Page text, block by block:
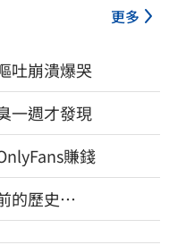
更多
吐崩潰爆哭
一週才發現
賺錢
的歷史…